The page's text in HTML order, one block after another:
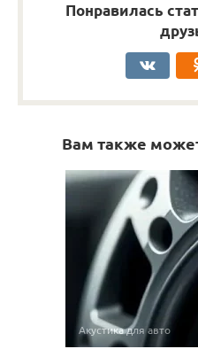
Понравилась
Вам также
Акустика для авто